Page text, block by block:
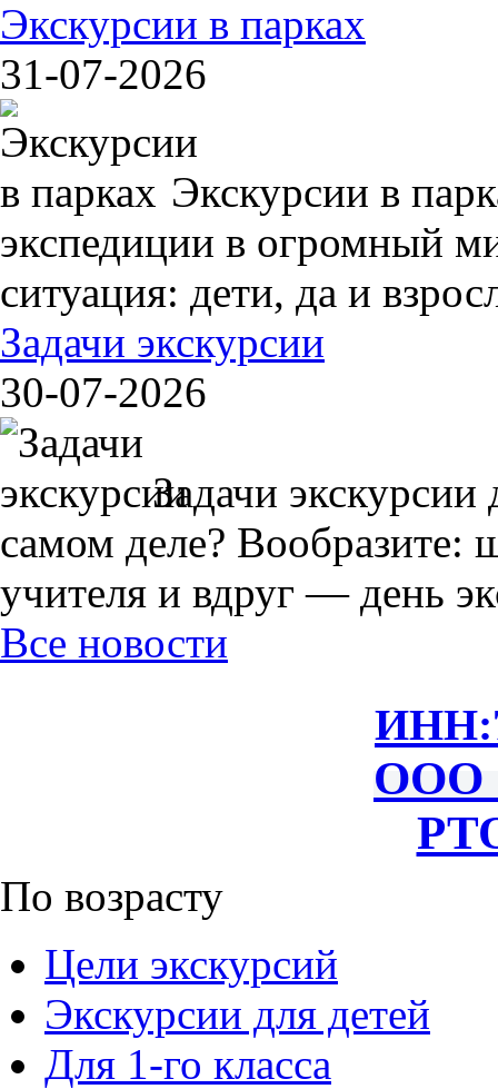
Экскурсии в парках
31-07-2026
Экскурсии в
экспедиции в огромный
ситуация: дети, да и
Задачи экскурсии
30-07-2026
Задачи
самом деле? Вообразите:
учителя и вдруг — день
Все новости
ИНН:
ООО
По возрасту
Цели экскурсий
Экскурсии для детей
Для 1-го класса